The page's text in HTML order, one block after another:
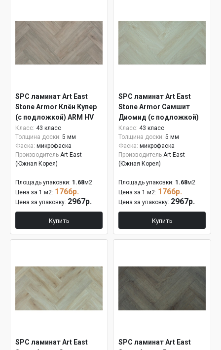
SPC ламинат Art East
Stone Armor Клён Купер
(с подложкой) ARM HV
88
Класс: 43 класс
Толщина доски: 5 мм
Фаска: микрофаска
Производитель Art East
(Южная Корея)
Площадь упаковки: 1.68м2
Цена за 1 м2: 1766р.
Цена за упаковку: 2967р.
Купить
SPC ламинат Art East
Stone Armor Самшит
Диомид (с подложкой)
ARM HV 98
Класс: 43 класс
Толщина доски: 5 мм
Фаска: микрофаска
Производитель Art East
(Южная Корея)
Площадь упаковки: 1.68м2
Цена за 1 м2: 1766р.
Цена за упаковку: 2967р.
Купить
SPC ламинат Art East
SPC ламинат Art East